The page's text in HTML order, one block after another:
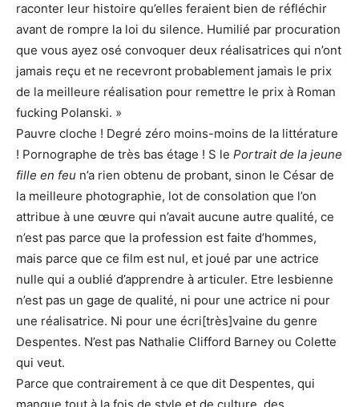
raconter leur histoire qu’elles feraient bien de réfléchir
avant de rompre la loi du silence. Humilié par procuration
que vous ayez osé convoquer deux réalisatrices qui n’ont
jamais reçu et ne recevront probablement jamais le prix
de la meilleure réalisation pour remettre le prix à Roman
fucking Polanski. »
Pauvre cloche ! Degré zéro moins-moins de la littérature
! Pornographe de très bas étage ! S le Portrait de la jeune
fille en feu n’a rien obtenu de probant, sinon le César de
la meilleure photographie, lot de consolation que l’on
attribue à une œuvre qui n’avait aucune autre qualité, ce
n’est pas parce que la profession est faite d’hommes,
mais parce que ce film est nul, et joué par une actrice
nulle qui a oublié d’apprendre à articuler. Etre lesbienne
n’est pas un gage de qualité, ni pour une actrice ni pour
une réalisatrice. Ni pour une écri[très]vaine du genre
Despentes. N’est pas Nathalie Clifford Barney ou Colette
qui veut.
Parce que contrairement à ce que dit Despentes, qui